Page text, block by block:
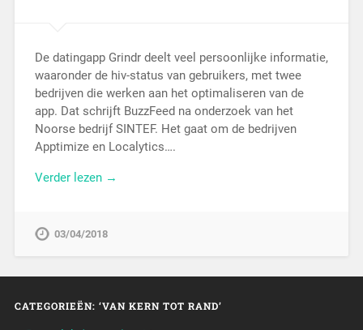
De datingapp Grindr deelt veel persoonlijke informatie,
waaronder de hiv-status van gebruikers, met twee
bedrijven die werken aan het optimaliseren van de
app. Dat schrijft BuzzFeed na onderzoek van het
Noorse bedrijf SINTEF. Het gaat om de bedrijven
Apptimize en Localytics….
Verder lezen →
03/04/2018
CATEGORIEËN: ‘VAN KERN TOT RAND’